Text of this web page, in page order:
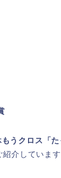
うクロス「
紹介しています